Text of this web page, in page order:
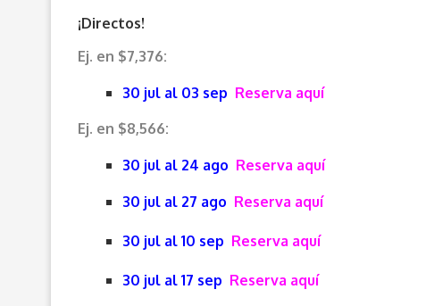
¡Directos!
Ej. en $7,376:
30 jul al 03 sep Reserva aquí
Ej. en $8,566:
30 jul al 24 ago Reserva aquí
30 jul al 27 ago Reserva aquí
30 jul al 10 sep Reserva aquí
30 jul al 17 sep Reserva aquí